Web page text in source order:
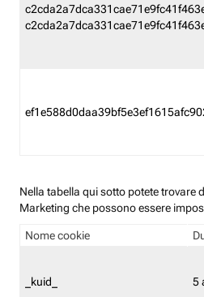
Nella tabella qui sotto potete trovare
Marketing che possono essere
Nome cookie
_kuid_ 5